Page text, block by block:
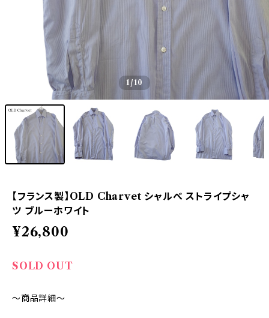
1/10
【フランス製】OLD Charvet シャルべ ストライプシャ
ツ ブルーホワイト
¥26,800
SOLD OUT
～商品詳細～